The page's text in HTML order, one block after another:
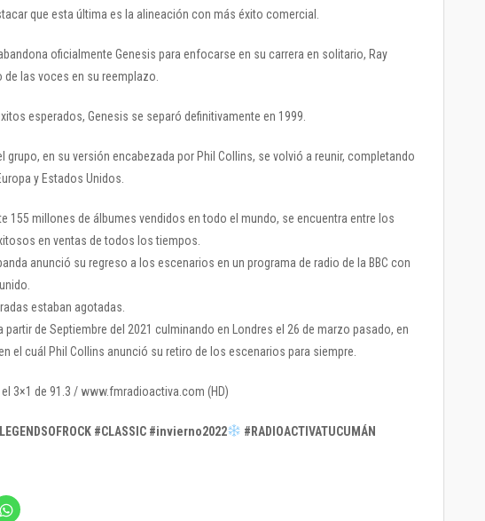
que esta última es la alineación con más éxito comercial.
oficialmente Genesis para enfocarse en su carrera en solitario, Ray
las voces en su reemplazo.
esperados, Genesis se separó definitivamente en 1999.
grupo, en su versión encabezada por Phil Collins, se volvió a reunir, completando
y Estados Unidos.
155 millones de álbumes vendidos en todo el mundo, se encuentra entre los
en ventas de todos los tiempos.
anunció su regreso a los escenarios en un programa de radio de la BBC con
estaban agotadas.
partir de Septiembre del 2021 culminando en Londres el 26 de marzo pasado, en
el cuál Phil Collins anunció su retiro de los escenarios para siempre.
3×1 de 91.3 / www.fmradioactiva.com (HD)
#CLASSIC #invierno2022 #RADIOACTIVATUCUMÁN
Haz
clic